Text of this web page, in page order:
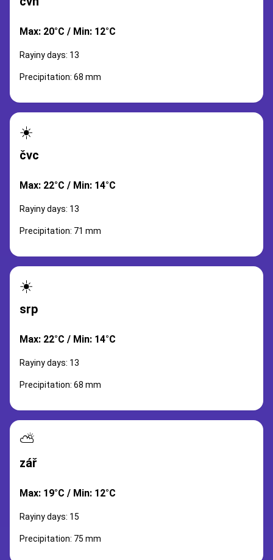
Max: 20°C / Min: 12°C
Rayiny days: 13
Precipitation: 68 mm
☀️
čvc
Max: 22°C / Min: 14°C
Rayiny days: 13
Precipitation: 71 mm
☀️
srp
Max: 22°C / Min: 14°C
Rayiny days: 13
Precipitation: 68 mm
⛅
zář
Max: 19°C / Min: 12°C
Rayiny days: 15
Precipitation: 75 mm